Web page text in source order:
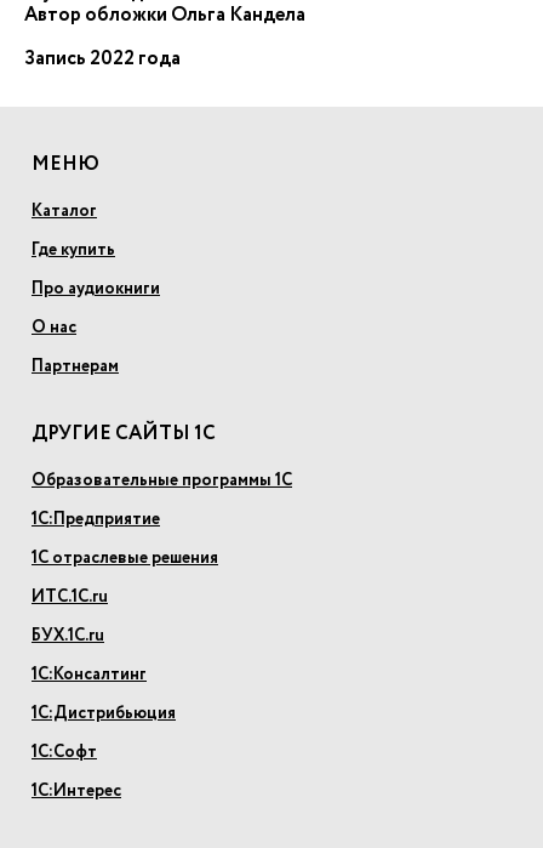
Автор обложки Ольга Кандела
Запись 2022 года
МЕНЮ
Каталог
Где купить
Про аудиокниги
О нас
Партнерам
ДРУГИЕ САЙТЫ 1С
Образовательные программы 1С
1С:Предприятие
1С отраслевые решения
ИТС.1С.ru
БУХ.1С.ru
1С:Консалтинг
1С:Дистрибьюция
1С:Софт
1С:Интерес